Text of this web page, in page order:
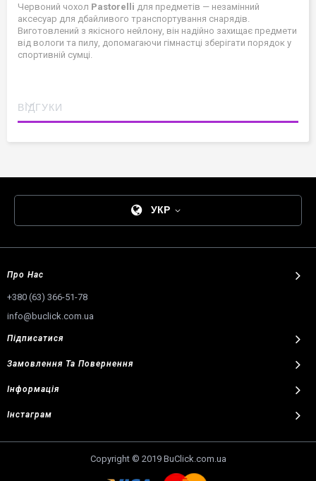
Червоний чохол Pastorelli для предметів — незамінний
аксесуар для дбайливого транспортування снарядів.
Виготовлений з якісного нейлону, він надійно захищає предмети
від вологи та пилу, допомагаючи гімнастці зберігати порядок у
спортивній сумці.
ВІДГУКИ
УКР
Про Нас
+380 (63) 366-51-78
info@buclick.com.ua
Підписатися
Замовлення Та Повернення
Інформація
Інстаграм
Copyright © 2019 BuClick.com.ua